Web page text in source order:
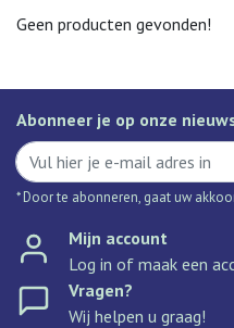
Geen producten gevonden!
Abonneer je op onze
* Door te abonneren, gaat uw
Mijn account
Log in of maak een
Vragen?
Wij helpen u graag!